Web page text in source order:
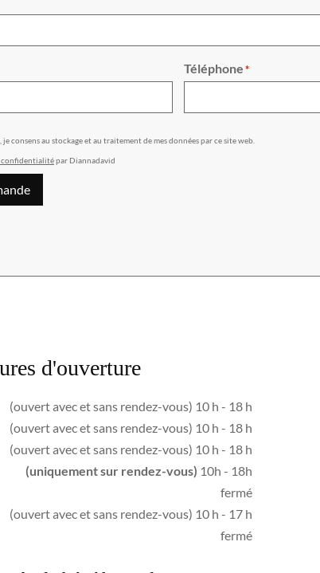
Téléphone*
consens au stockage et au traitement de mes données par ce site web.
par Diannadavid
d'ouverture
(ouvert avec et sans rendez-vous) 10 h - 18 h
(ouvert avec et sans rendez-vous) 10 h - 18 h
(ouvert avec et sans rendez-vous) 10 h - 18 h
(uniquement sur rendez-vous) 10h - 18h
fermé
(ouvert avec et sans rendez-vous) 10 h - 17 h
fermé